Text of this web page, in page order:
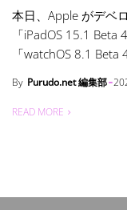
本日、Apple がデベ
「iPadOS 15.1 Beta
「watchOS 8.1 Beta
By Purudo.net 編集部
READ MORE